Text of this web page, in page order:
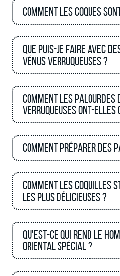
Comment les coques
Que puis-je faire avec
Vénus verruqueuses ?
Comment les palourdes
verruqueuses ont-elles
Comment préparer des
Comment les Coquilles
les plus délicieuses ?
Qu'est-ce qui rend le
oriental spécial ?